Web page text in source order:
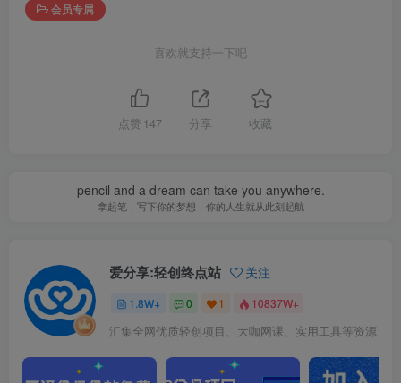
会员专属
喜欢就支持一下吧
点赞 147 分享 收藏
pencil and a dream can take you anywhere.
拿起笔，写下你的梦想，你的人生就从此刻起航
爱分享:轻创终点站 关注
1.8W+ 0 1 10837W+
汇集全网优质轻创项目、大咖网课、实用工具等资源